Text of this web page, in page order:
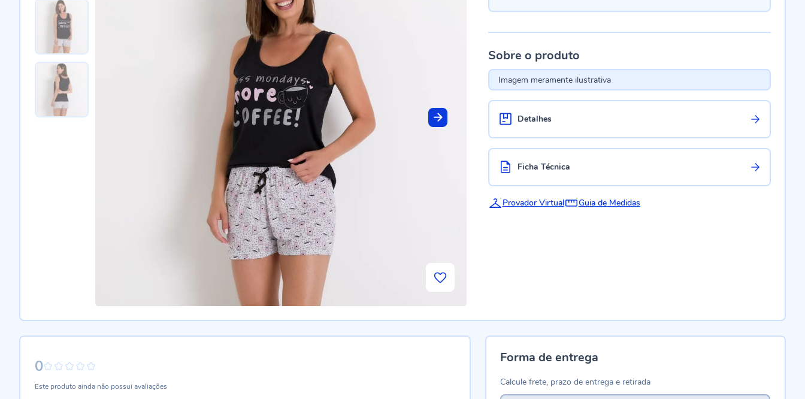
Sobre o produto
Imagem meramente ilustrativa
Detalhes
Ficha Técnica
Provador Virtual Guia de Medidas
0
Este produto ainda não possui avaliações
Forma de entrega
Calcule frete, prazo de entrega e retirada